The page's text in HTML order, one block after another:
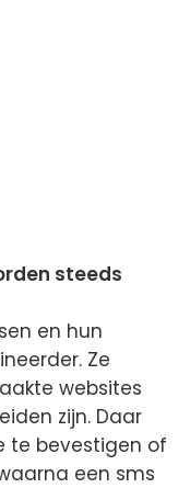
steeds
en hun
Ze
websites
zijn. Daar
te bevestigen of
een sms